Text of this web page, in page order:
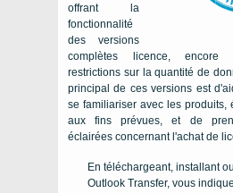
offrant la
fonctionnalité
des versions
complètes licence, encore
restrictions sur la quantité de
principal de ces versions est
se familiariser avec les produits,
aux fins prévues, et de
éclairées concernant l'achat de
En téléchargeant, installant
Outlook Transfer, vous